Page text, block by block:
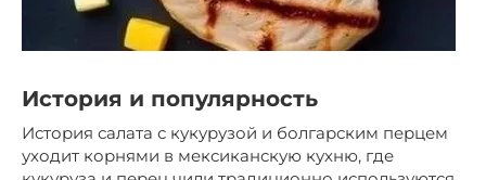
История и популярность
История салата с кукурузой и болгарским перцем
уходит корнями в мексиканскую кухню, где